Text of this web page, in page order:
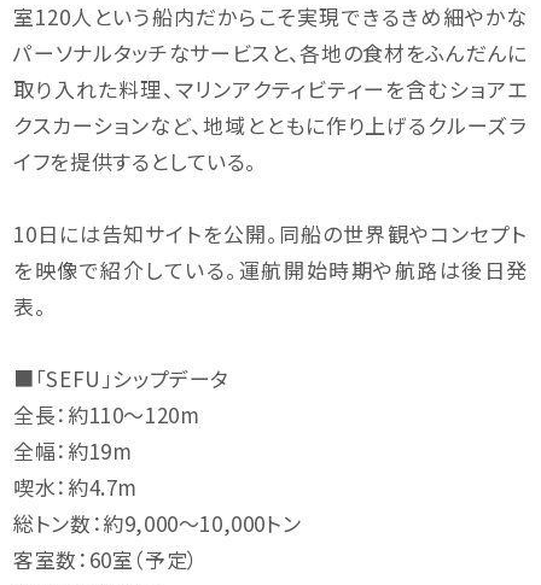
室120人という船内だからこそ実現できるきめ細やかな
パーソナルタッチなサービスと、各地の食材をふんだんに
取り入れた料理、マリンアクティビティーを含むショアエ
クスカーションなど、地域とともに作り上げるクルーズラ
イフを提供するとしている。
10日には告知サイトを公開。同船の世界観やコンセプト
を映像で紹介している。運航開始時期や航路は後日発
表。
■「SEFU」シップデータ
全長：約110〜120m
全幅：約19m
喫水：約4.7m
総トン数：約9,000〜10,000トン
客室数：60室（予定）